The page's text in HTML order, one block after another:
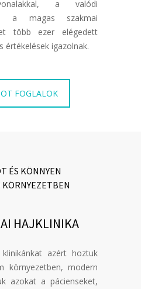
a valódi
a magas szakmai
több ezer elégedett
értékelések igazolnak.
FOGLALOK
ÉS KÖNNYEN
HAJKLINIKA
azért hoztuk
környezetben, modern
azokat a pácienseket,